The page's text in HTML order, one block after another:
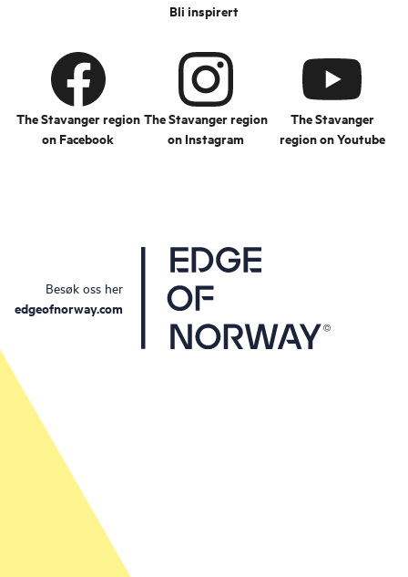
Bli inspirert
The Stavanger region
on Facebook
The Stavanger region
on Instagram
The Stavanger
region on Youtube
Besøk oss her
edgeofnorway.com